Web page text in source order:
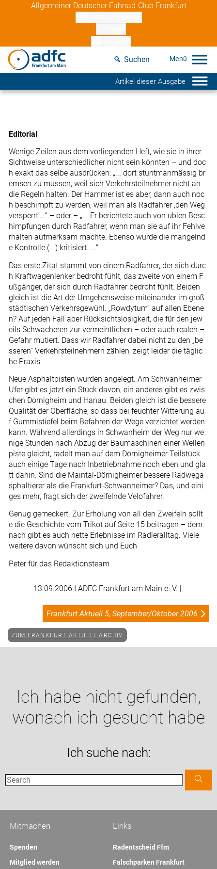
Allgemeiner Deutscher Fahrrad-Club Frankfurt
Suchen
Artikel dieser Ausgabe
Editorial
Wenige Zeilen aus dem vorliegenden Heft, wie sie in ihrer
Sichtweise unterschiedlicher nicht sein könnten – und doc
h exakt das selbe ausdrücken: „... dort stuntmanmässig br
emsen zu müssen, weil sich Verkehrsteilnehmer nicht an
die Regeln halten. Der Hammer ist es aber, dann auch noc
h beschimpft zu werden, weil man als Radfahrer ,den Weg
versperrt‘...“ – oder – „... Er berichtete auch von üblen Besc
himpfungen durch Radfahrer, wenn man sie auf ihr Fehlve
rhalten aufmerksam machte. Ebenso wurde die mangelnd
e Kontrolle (...) kritisiert. ...“
Das erste Zitat stammt von einem Radfahrer, der sich durc
h Kraftwagenlenker bedroht fühlt, das zweite von einem F
ußgänger, der sich durch Radfahrer bedroht fühlt. Beiden
gleich ist die Art der Umgehensweise miteinander im groß
städtischen Verkehrsgewühl. „Rowdytum“ auf allen Ebene
n? Auf jeden Fall aber Rücksichtslosigkeit, die für den jew
eils Schwächeren zur vermeintlichen – oder auch realen –
Gefahr mutiert. Dass wir Radfahrer dabei nicht zu den „be
sseren“ Verkehrsteilnehmern zählen, zeigt leider die täglic
he Praxis.
Neue Asphaltpisten wurden angelegt. Am Schwanheimer
Ufer gibt es jetzt ein Stück davon, ein anderes gibt es zwis
chen Dörnigheim und Hanau. Beiden gleich ist die bessere
Qualität der Oberfläche, so dass bei feuchter Witterung au
f Gummistiefel beim Befahren der Wege verzichtet werden
kann. Während allerdings in Schwanheim der Weg nur we
nige Stunden nach Abzug der Baumaschinen einer Wellen
piste gleicht, radelt man auf dem Dörnigheimer Teilstück
auch einige Tage nach Inbetriebnahme noch eben und gla
tt dahin. Sind die Maintal-Dörnigheimer bessere Radwega
sphaltierer als die Frankfurt-Schwanheimer? Das, und eini
ges mehr, fragt sich der zweifelnde Velofahrer.
Genug gemeckert. Zur Erholung von all den Zweifeln sollt
e die Geschichte vom Trikot auf Seite 15 beitragen – dem
nach gibt es auch nette Erlebnisse im Radleralltag. Viele
weitere davon wünscht sich und Euch
Peter für das Redaktionsteam
13.09.2006 I ADFC Frankfurt am Main e. V. |
Frankfurt Aktuell 5, September/Oktober 2006
ZUM FRANKFURT AKTUELL ARCHIV
Ich habe nicht gefunden,
wonach ich gesucht habe
Ich suche nach:
Links
Radentscheid Ffm
Falschparken Frankfurt
Mitmachen
Spenden
Mitglied werden